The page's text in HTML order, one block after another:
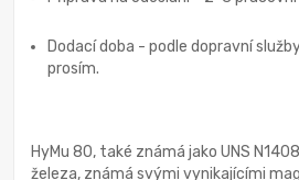
Dodací doba - podle dopravní
prosím.
HyMu 80, také známá jako UNS
železa, známá svými vynikajícími